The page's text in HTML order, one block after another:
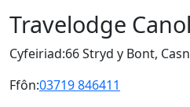
Travelodge
Cyfeiriad:66 Stryd y Bont,
Ffôn:03719 846411